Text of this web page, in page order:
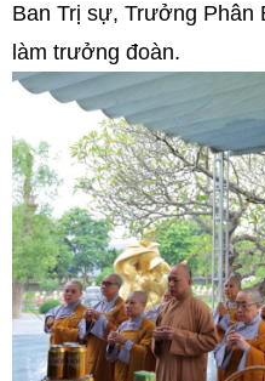
Ban Trị sự, Trưởng Phân
làm trưởng đoàn.